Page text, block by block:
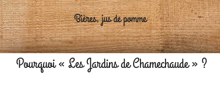
Bières, jus de pomme
Pourquoi « Les Jardins de Chamechaude » ?